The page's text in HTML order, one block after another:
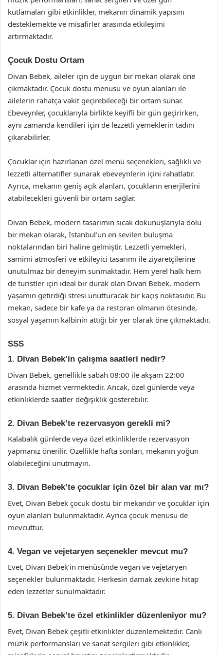
kutlamaları gibi etkinlikler, mekanın dinamik yapısını
desteklemekte ve misafirler arasında etkileşimi
artırmaktadır.
Çocuk Dostu Ortam
Divan Bebek, aileler için de uygun bir mekan olarak öne
çıkmaktadır. Çocuk dostu menüsü ve oyun alanları ile
ailelerin rahatça vakit geçirebileceği bir ortam sunar.
Ebeveynler, çocuklarıyla birlikte keyifli bir gün geçirirken,
aynı zamanda kendileri için de lezzetli yemeklerin tadını
çıkarabilirler.
Çocuklar için hazırlanan özel menü seçenekleri, sağlıklı ve
lezzetli alternatifler sunarak ebeveynlerin içini rahatlatır.
Ayrıca, mekanın geniş açık alanları, çocukların enerjilerini
atabilecekleri güvenli bir ortam sağlar.
Divan Bebek, modern tasarımın sıcak dokunuşlarıyla dolu
bir mekan olarak, İstanbul’un en sevilen buluşma
noktalarından biri haline gelmiştir. Lezzetli yemekleri,
samimi atmosferi ve etkileyici tasarımı ile ziyaretçilerine
unutulmaz bir deneyim sunmaktadır. Hem yerel halk hem
de turistler için ideal bir durak olan Divan Bebek, modern
yaşamın getirdiği stresi unutturacak bir kaçış noktasıdır. Bu
mekan, sadece bir kafe ya da restoran olmanın ötesinde,
sosyal yaşamın kalbinin attığı bir yer olarak öne çıkmaktadır.
SSS
1. Divan Bebek’in çalışma saatleri nedir?
Divan Bebek, genellikle sabah 08:00 ile akşam 22:00
arasında hizmet vermektedir. Ancak, özel günlerde veya
etkinliklerde saatler değişiklik gösterebilir.
2. Divan Bebek’te rezervasyon gerekli mi?
Kalabalık günlerde veya özel etkinliklerde rezervasyon
yapmanız önerilir. Özellikle hafta sonları, mekanın yoğun
olabileceğini unutmayın.
3. Divan Bebek’te çocuklar için özel bir alan var mı?
Evet, Divan Bebek çocuk dostu bir mekandır ve çocuklar için
oyun alanları bulunmaktadır. Ayrıca çocuk menüsü de
mevcuttur.
4. Vegan ve vejetaryen seçenekler mevcut mu?
Evet, Divan Bebek’in menüsünde vegan ve vejetaryen
seçenekler bulunmaktadır. Herkesin damak zevkine hitap
eden lezzetler sunulmaktadır.
5. Divan Bebek’te özel etkinlikler düzenleniyor mu?
Evet, Divan Bebek çeşitli etkinlikler düzenlemektedir. Canlı
müzik performansları ve sanat sergileri gibi etkinlikler,